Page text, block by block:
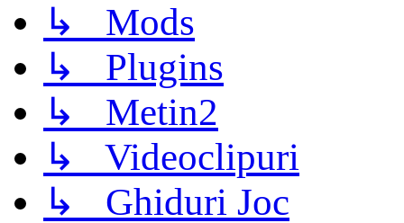
↳ Mods
↳ Plugins
↳ Metin2
↳ Videoclipuri
↳ Ghiduri Joc